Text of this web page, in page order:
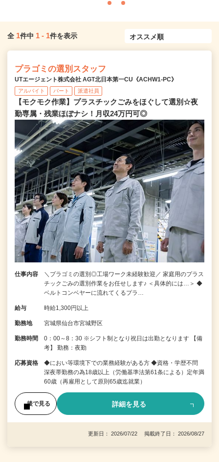
全 1件中 1 - 1件を表示
プラゴミの選別スタッフ
UTエージェント株式会社 AGT北日本第一CU《ACHW1-PC》
アルバイト パート 派遣社員
【モクモク作業】プラスチックごみをほぐして選別☆夜
勤専属・残業ほぼナシ！月収24万円可◎
仕事内容
＼プラゴミの選別◎工場ワーク未経験歓迎／ 家庭用のプラス
チックごみの選別作業をお任せします♪ ＜具体的には…＞ ◆
ベルトコンベヤーに流れてくるプラ…
給与 時給1,300円以上
勤務地 宮城県仙台市宮城野区
勤務時間
0：00～8：30 ※シフト制となり祝日は出勤となります 【備
考】 勤務：夜勤
応募資格
◆におい等環境下での業務経験がある方 ◆資格・学歴不問
深夜帯勤務の為18歳以上（労働基準法第61条による）定年満
60歳（再雇用として原則65歳迄就業）
後で見る 詳細を見る
更新日： 2026/07/22 掲載終了日： 2026/08/27